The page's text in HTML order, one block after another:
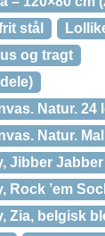
stål
og tragt
Natur. 24
Natur.
Jibber
’em
Zia, belgisk